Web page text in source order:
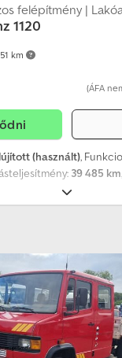
km
felépítmény |
1120
(ÁFA
(használt),
39 485 km
dízel
, saját tömeg:7 100 kg,
1988, gép/jármű száma:
, Felszereltség:daru,
, Használja ki 20
Korrekt és
járművét
1120-as dobozos